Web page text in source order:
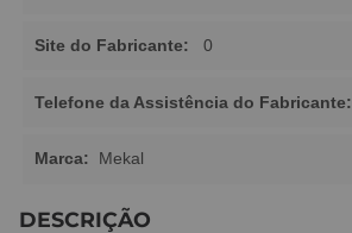
Site do Fabricante: 0
Telefone da Assistência do Fabricante:
Marca: Mekal
DESCRIÇÃO